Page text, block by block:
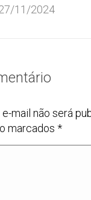
11/2024
mail não será
marcados *